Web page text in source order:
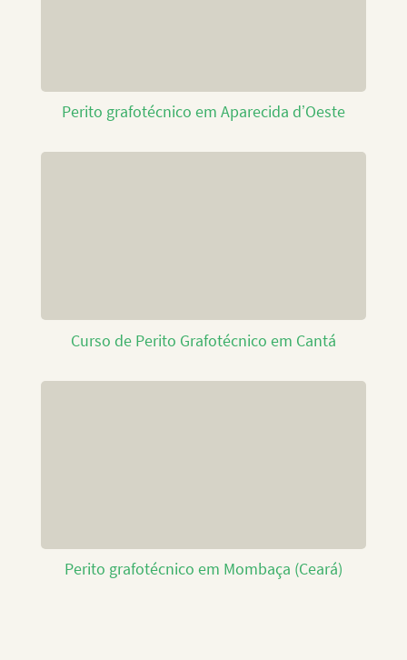
Perito grafotécnico em Aparecida d’Oeste
Curso de Perito Grafotécnico em Cantá
Perito grafotécnico em Mombaça (Ceará)